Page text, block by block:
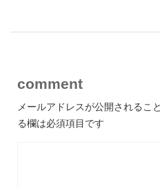
comment
メールアドレスが公開されるこ
る欄は必須項目です